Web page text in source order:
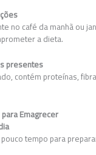
no café da manhã ou
a dieta.
presentes
contém proteínas,
Emagrecer
tempo para